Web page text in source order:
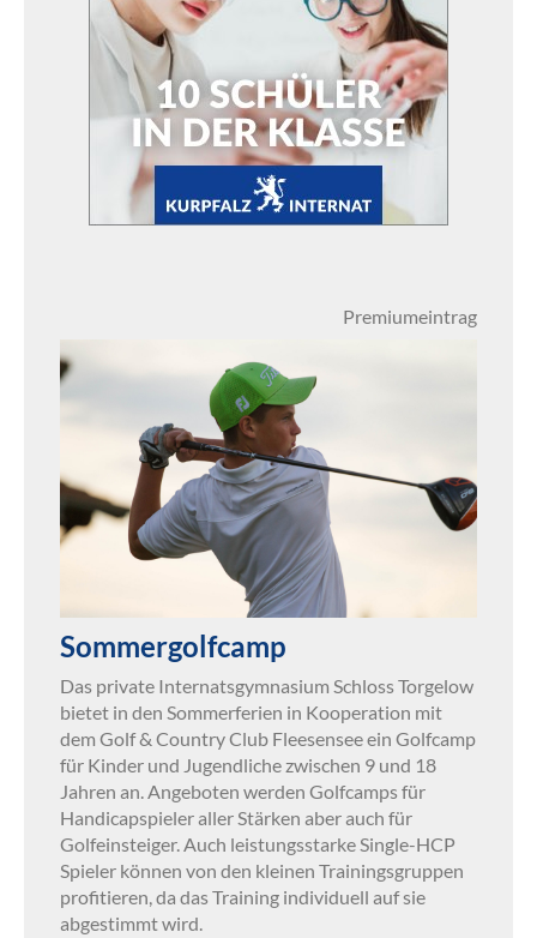
Premiumeintrag
Sommergolfcamp
Das private Internatsgymnasium Schloss Torgelow
bietet in den Sommerferien in Kooperation mit
dem Golf & Country Club Fleesensee ein Golfcamp
für Kinder und Jugendliche zwischen 9 und 18
Jahren an. Angeboten werden Golfcamps für
Handicapspieler aller Stärken aber auch für
Golfeinsteiger. Auch leistungsstarke Single-HCP
Spieler können von den kleinen Trainingsgruppen
profitieren, da das Training individuell auf sie
abgestimmt wird.